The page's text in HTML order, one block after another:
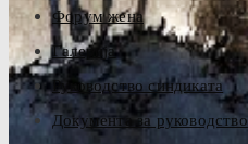
Форум жена
Галерија
Руководство синдиката
Документа за руководство